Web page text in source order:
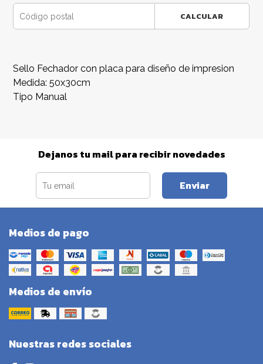
CALCULAR
Sello Fechador con placa para diseño de impresion
Medida: 50x30cm
Tipo Manual
Dejanos tu mail para recibir novedades
Enviar
Medios de pago
Medios de envío
Nuestras redes sociales